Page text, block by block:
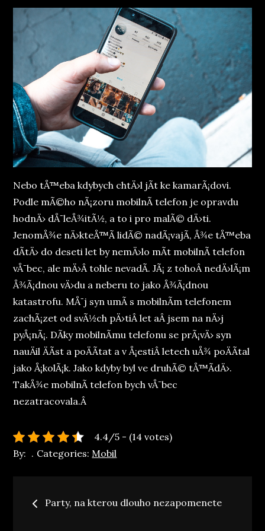
Nebo tÅ™eba kdybych chtÄ›l jÃ­t ke kamarÃ¡dovi.
Podle mÃ©ho nÃ¡zoru mobilnÃ­ telefon je opravdu
hodnÄ› dÅ¯leÅ¾itÃ½, a to i pro malÃ© dÄ›ti.
JenomÅ¾e nÄ›kteÅ™Ã­ lidÃ© nadÃ¡vajÃ­, Å¾e tÅ™eba
dÃ­tÄ› do deseti let by nemÄ›lo mÃ­t mobilnÃ­ telefon
vÅ¯bec, ale mÄ›Â tohle nevadÃ­. JÃ¡ z tohoÂ nedÄ›lÃ¡m
Å¾Ã¡dnou vÄ›du a neberu to jako Å¾Ã¡dnou
katastrofu. MÅ¯j syn umÃ­ s mobilnÃ­m telefonem
zachÃ¡zet od svÃ½ch pÄ›tiÂ let aÂ jsem na nÄ›j
pyÅ¡nÃ¡. DÃ­ky mobilnÃ­mu telefonu se prÃ¡vÄ› syn
nauÄil ÄÃ­st a poÄÃ­tat a v Å¡estiÂ letech uÅ¾ poÄÃ­tal
jako Å¡kolÃ¡k. Jako kdyby byl ve druhÃ© tÅ™Ã­dÄ›.
TakÅ¾e mobilnÃ­ telefon bych vÅ¯bec
nezatracovala.Â
4.4/5 - (14 votes)
By:
Categories: Mobil
Navigace
Party, na kterou dlouho nezapomenete